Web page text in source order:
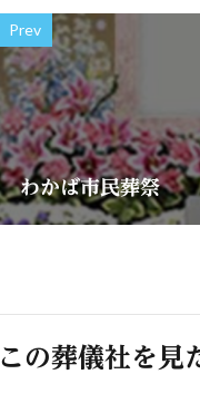
Prev
わかば市民葬祭
この葬儀社を見